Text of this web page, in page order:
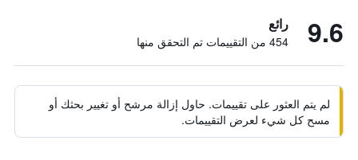
9.6 رائع
454 من التقييمات تم التحقق منها
لم يتم العثور على تقييمات. حاول إزالة مرشح أو تغيير بحثك أو
مسح كل شيء لعرض التقييمات.